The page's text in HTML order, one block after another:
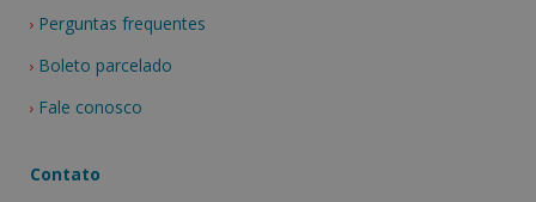
Perguntas frequentes
Boleto parcelado
Fale conosco
Contato